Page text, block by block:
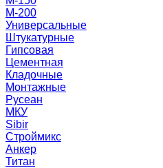
М-200
Универсальные
Штукатурные
Гипсовая
Цементная
Кладочные
Монтажные
Русеан
МКУ
Sibir
Строймикс
Анкер
Титан